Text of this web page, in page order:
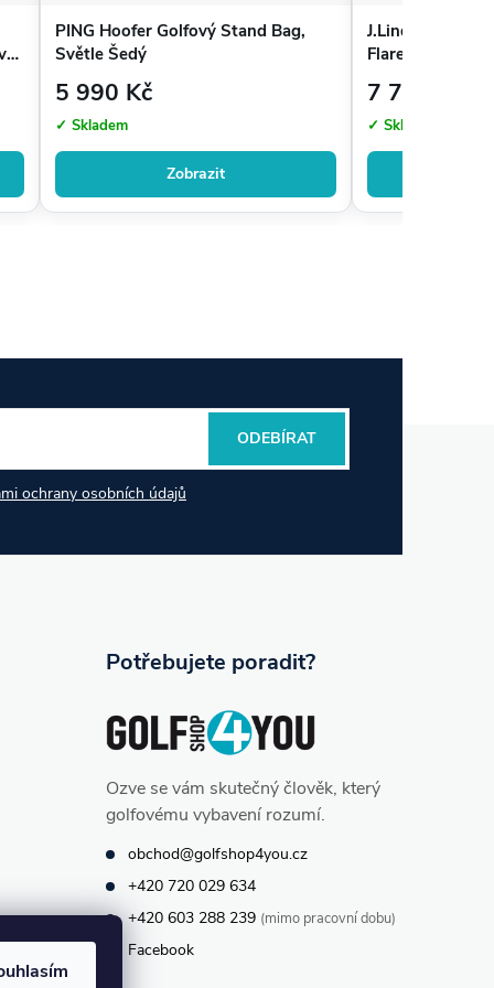
PING Hoofer Golfový Stand Bag,
Světle Šedý
5 990 Kč
✓ Skladem
Zobrazit
J.Lindeberg JL
Flare
7 790 Kč
✓ Skladem
ochrany osobních údajů
ODEBÍRAT
Potřebujete poradit?
Ozve se vám skutečný člověk, který
golfovému vybavení rozumí.
obchod@golfshop4you.cz
+420 720 029 634
+420 603 288 239 (mimo pracovní dobu)
Facebook